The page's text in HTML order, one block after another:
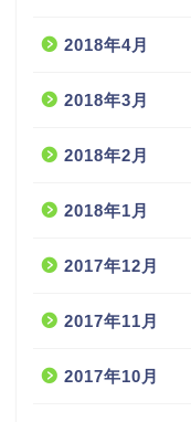
2018年4月
2018年3月
2018年2月
2018年1月
2017年12月
2017年11月
2017年10月